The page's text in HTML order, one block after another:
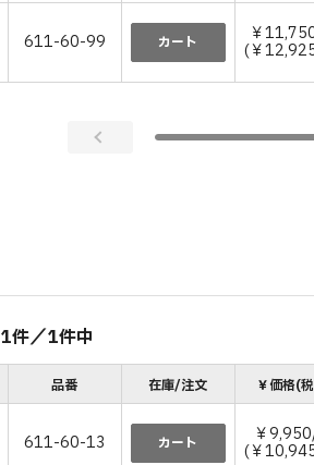
611-60-99 カート ￥
(￥
1件／1件中
品番 在庫/注文 ￥価格(
611-60-13 カート ￥
(￥